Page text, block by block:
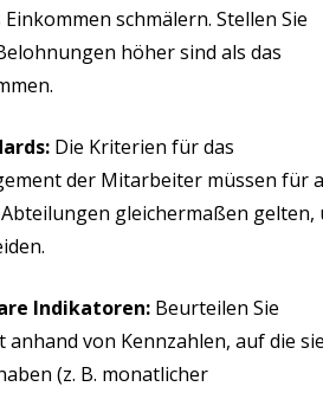
schmälern. Stellen Sie
höher sind als das
Die Kriterien für das
der Mitarbeiter müssen für
gleichermaßen gelten,
Indikatoren: Beurteilen Sie
von Kennzahlen, auf die
(z. B. monatlicher